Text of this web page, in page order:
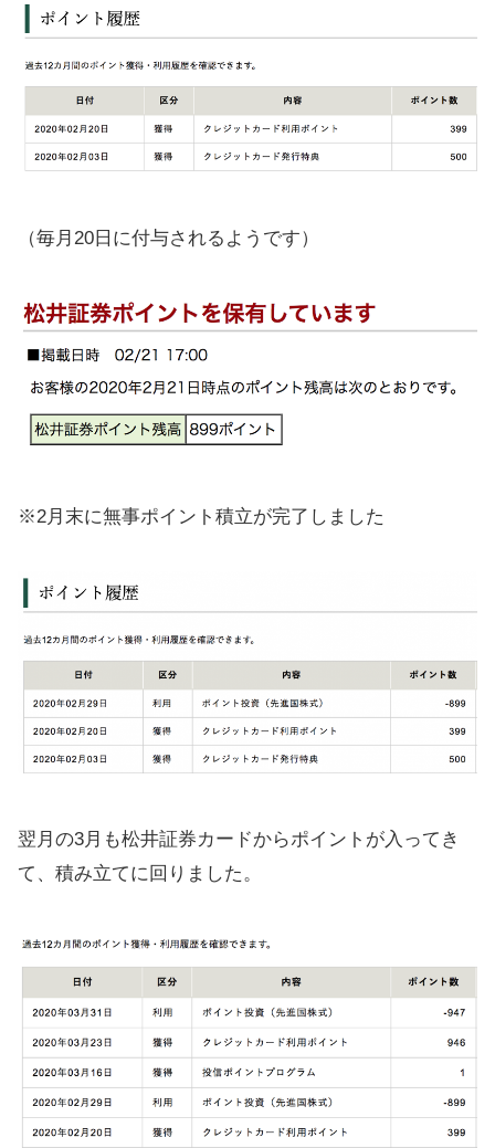
かかる時間
【評判、口コミ】クレジットカード
の審査について
カードが届いたらサイトで登録しよ
【まとめ】松井証券のクレジットカ
（毎月20日に付与されるようです）
※2月末に無事ポイント積立が完了しました
翌月の3月も松井証券カードからポイントが入ってき
て、積み立てに回りました。